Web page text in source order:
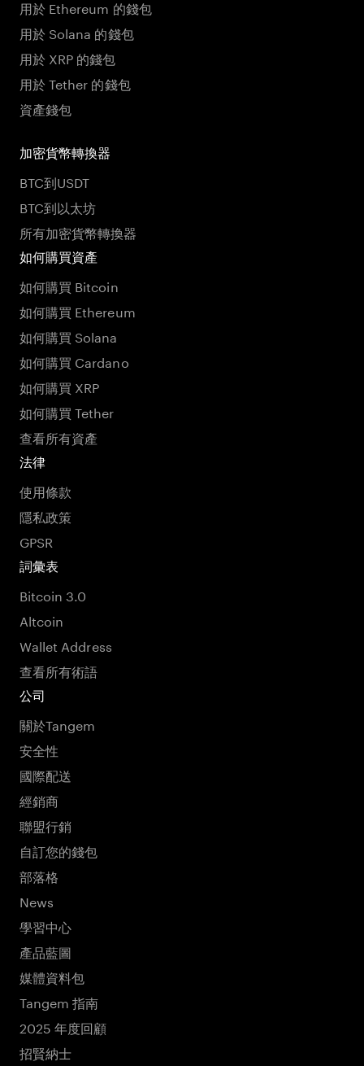
用於 Ethereum 的錢包
用於 Solana 的錢包
用於 XRP 的錢包
用於 Tether 的錢包
資產錢包
加密貨幣轉換器
BTC到USDT
BTC到以太坊
所有加密貨幣轉換器
如何購買資產
如何購買 Bitcoin
如何購買 Ethereum
如何購買 Solana
如何購買 Cardano
如何購買 XRP
如何購買 Tether
查看所有資產
法律
使用條款
隱私政策
GPSR
詞彙表
Bitcoin 3.0
Altcoin
Wallet Address
查看所有術語
公司
關於Tangem
安全性
國際配送
經銷商
聯盟行銷
自訂您的錢包
部落格
News
學習中心
產品藍圖
媒體資料包
Tangem 指南
2025 年度回顧
招賢納士